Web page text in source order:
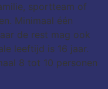
sportteam of
Minimaal één
de rest mag ook
leeftijd is 16 jaar.
8 tot 10 personen